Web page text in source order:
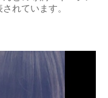
れています。